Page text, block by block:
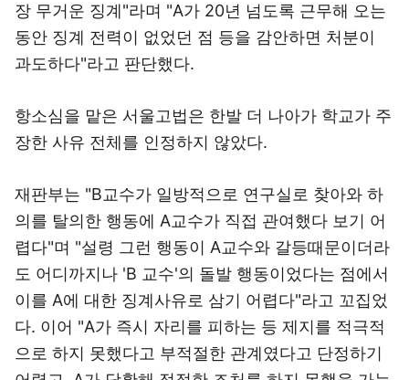
장 무거운 징계"라며 "A가 20년 넘도록 근무해 오는
동안 징계 전력이 없었던 점 등을 감안하면 처분이
과도하다"라고 판단했다.
항소심을 맡은 서울고법은 한발 더 나아가 학교가 주
장한 사유 전체를 인정하지 않았다.
재판부는 "B교수가 일방적으로 연구실로 찾아와 하
의를 탈의한 행동에 A교수가 직접 관여했다 보기 어
렵다"며 "설령 그런 행동이 A교수와 갈등때문이더라
도 어디까지나 'B 교수'의 돌발 행동이었다는 점에서
이를 A에 대한 징계사유로 삼기 어렵다"라고 꼬집었
다. 이어 "A가 즉시 자리를 피하는 등 제지를 적극적
으로 하지 못했다고 부적절한 관계였다고 단정하기